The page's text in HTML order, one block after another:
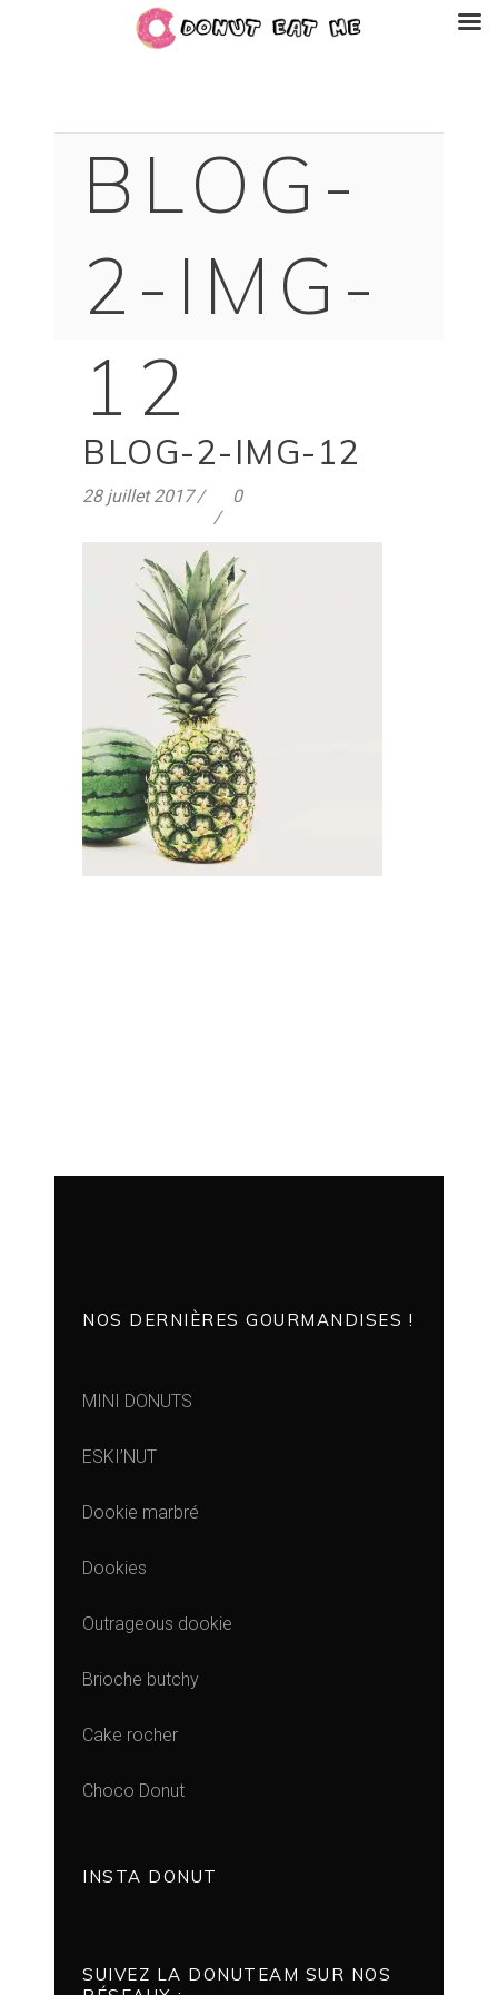
BLOG-
2-IMG-
12
BLOG-2-IMG-12
28 juillet 2017 0
NOS DERNIÈRES GOURMANDISES !
MINI DONUTS
ESKI’NUT
Dookie marbré
Dookies
Outrageous dookie
Brioche butchy
Cake rocher
Choco Donut
INSTA DONUT
SUIVEZ LA DONUTEAM SUR NOS